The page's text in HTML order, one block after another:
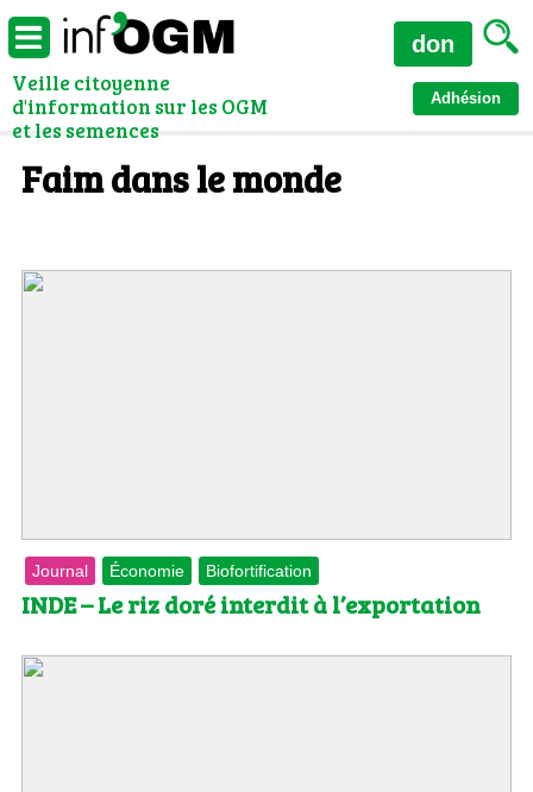
Veille citoyenne
d'information sur les OGM
et les semences
Adhésion
don
Faim dans le monde
Journal Économie Biofortification
INDE – Le riz doré interdit à l’exportation